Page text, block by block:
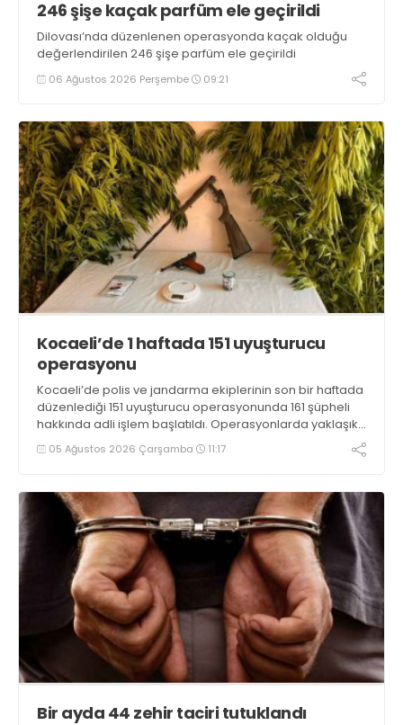
246 şişe kaçak parfüm ele geçirildi
Dilovası’nda düzenlenen operasyonda kaçak olduğu
değerlendirilen 246 şişe parfüm ele geçirildi
06 Ağustos 2026 Perşembe 09:21
Kocaeli’de 1 haftada 151 uyuşturucu
operasyonu
Kocaeli’de polis ve jandarma ekiplerinin son bir haftada
düzenlediği 151 uyuşturucu operasyonunda 161 şüpheli
hakkında adli işlem başlatıldı. Operasyonlarda yaklaşık
2 kilogram uyuşturucu madde ile 121 kök kenevir bitkisi
ele geçirilirken, 9 şüpheli tutuklandı
05 Ağustos 2026 Çarşamba 11:17
Bir ayda 44 zehir taciri tutuklandı